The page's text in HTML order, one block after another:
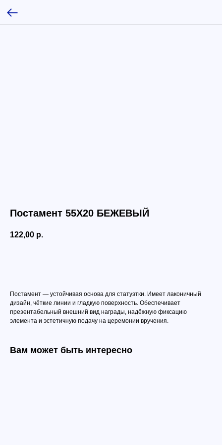
Постамент 55Х20 БЕЖЕВЫЙ
122,00 р.
Постамент — устойчивая основа для статуэтки. Имеет лаконичный
дизайн, чёткие линии и гладкую поверхность. Обеспечивает
презентабельный внешний вид награды, надёжную фиксацию
элемента и эстетичную подачу на церемонии вручения.
Вам может быть интересно